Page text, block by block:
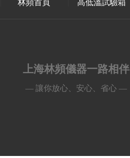
林頻首頁 高低溫試驗箱
上海林頻儀器一路相伴
— 讓你放心、安心、省心 —